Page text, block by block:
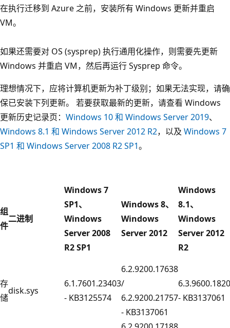
在执行迁移到 Azure 之前，安装所有 Windows 更新并重启
VM。
如果还需要对 OS (sysprep) 执行通用化操作，则需要先更新
Windows 并重启 VM，然后再运行 Sysprep 命令。
理想情况下，应将计算机更新为补丁级别；如果无法实现，请确
保已安装下列更新。 若要获取最新的更新，请查看 Windows
更新历史记录页： Windows 10 和 Windows Server 2019、
Windows 8.1 和 Windows Server 2012 R2，以及 Windows 7
SP1 和 Windows Server 2008 R2 SP1。
组
件
二进制
Windows 7
SP1、
Windows
Server 2008
R2 SP1
Windows 8、
Windows
Server 2012
Windows
8.1、
Windows
Server 2012
R2
存
储
disk.sys
6.1.7601.23403
- KB3125574
6.2.9200.17638
/
6.2.9200.21757
- KB3137061
- KB3137061